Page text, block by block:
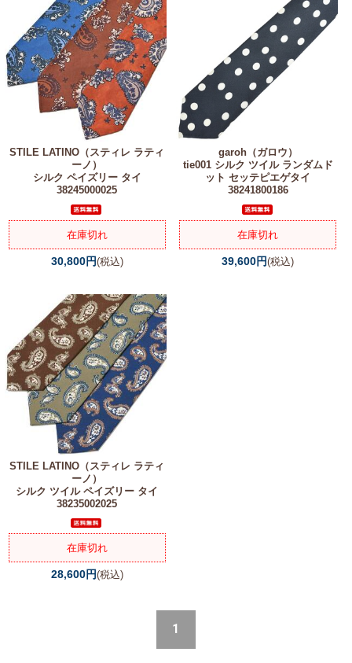
STILE LATINO（スティレ ラティ
ーノ）
シルク ペイズリー タイ
38245000025
在庫切れ
30,800円(税込)
garoh（ガロウ）
tie001 シルク ツイル ランダムド
ット セッテピエゲタイ
38241800186
在庫切れ
39,600円(税込)
STILE LATINO（スティレ ラティ
ーノ）
シルク ツイル ペイズリー タイ
38235002025
在庫切れ
28,600円(税込)
1